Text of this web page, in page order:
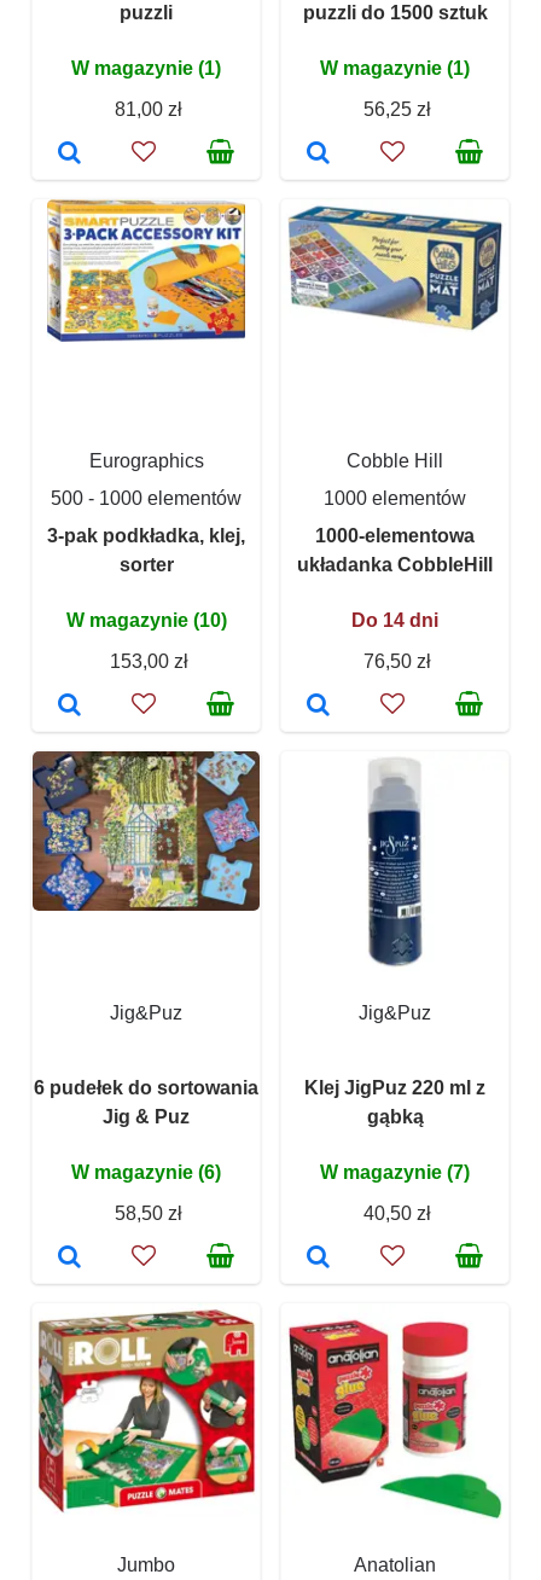
puzzli
W magazynie (1)
81,00 zł
puzzli do 1500 sztuk
W magazynie (1)
56,25 zł
Eurographics
500 - 1000 elementów
3-pak podkładka, klej,
sorter
W magazynie (10)
153,00 zł
Cobble Hill
1000 elementów
1000-elementowa
układanka CobbleHill
Do 14 dni
76,50 zł
Jig&Puz
6 pudełek do sortowania
Jig & Puz
W magazynie (6)
58,50 zł
Jig&Puz
Klej JigPuz 220 ml z
gąbką
W magazynie (7)
40,50 zł
Jumbo Anatolian